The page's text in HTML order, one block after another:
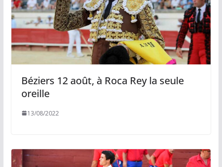
Béziers 12 août, à Roca Rey la seule
oreille
13/08/2022